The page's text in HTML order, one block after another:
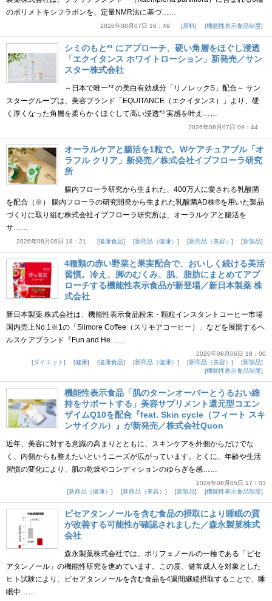
のポリメトキシフラボンを、定量NMR法に基づ……
2026年08月07日 16：49 原料 機能性表示食品制度
シミのもと*¹ にアプローチ、硬い角層をほぐし浸透
「エクイタンス ホワイトローション」新発売／サン
スター株式会社
～日本で唯一*² の美白有効成分「リノレックS」配合～ サン
スターグループは、美容ブランド「EQUITANCE（エクイタンス）」より、硬
く厚くなった角層を柔らかくほぐして高い浸透*³ 実感を叶え……
2026年08月07日 09：44
オーラルケアと腸活を1粒で。Wケアチュアブル「オ
ラフル クリア」新発売／株式会社イブフローラ研究
所
腸内フローラ研究から生まれた、400万人に愛される乳酸菌
を配合（※） 腸内フローラの研究開発から生まれた乳酸菌AD株®を用いた製品
づくりに取り組む株式会社イブフローラ研究所は、オーラルケアと腸活を
サ……
2026年08月06日 18：21 健康食品 新商品（健康） 新商品（美容） 新製品
4種類の赤い野菜と果実配合で、おいしく続ける美活
習慣。冷え、脚のむくみ、肌、脂肪にまとめてアプ
ローチする機能性表示食品が新登場／新日本製薬 株
式会社
新日本製薬 株式会社は、機能性表示食品粉末・顆粒インスタントコーヒー市場
国内売上No.1※1の「Slimore Coffee（スリモアコーヒー）」などを展開するヘ
ルスケアブランド『Fun and He……
2026年08月06日 18：00
ダイエット
健康 健康食品 新商品（健康） 新商品（美容）
新製品
機能性表示食品制度
機能性表示食品「肌のターンオーバーとうるおい維
持をサポートする」美容サプリメント還元型コエン
ザイムQ10を配合『feat. Skin cycle（フィート スキ
ンサイクル）』が新発売／株式会社Quon
近年、美容に対する意識の高まりとともに、スキンケアを外側からだけでな
く、内側からも整えたいというニーズが広がっています。とくに、年齢や生活
習慣の変化により、肌の乾燥やコンディションのゆらぎを感……
2026年08月05日 17：03
新商品（健康）
新商品（美容） 新製品 機能性表示食品制度
ピセアタンノールを含む食品の摂取により睡眠の質
が改善する可能性が確認されました／森永製菓株式
会社
森永製菓株式会社では、ポリフェノールの一種である「ピセ
アタンノール」の機能性研究を進めています。この度、健常成人を対象とした
ヒト試験により、ピセアタンノールを含む食品を4週間継続摂取することで、睡
眠中……